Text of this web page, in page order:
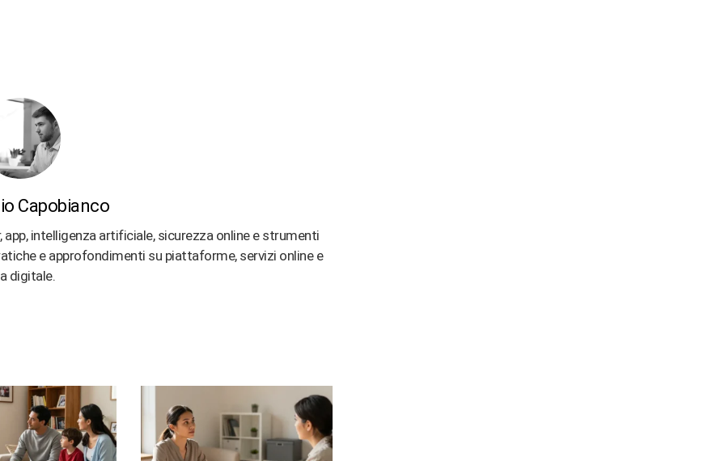
Capobianco
intelligenza artificiale, sicurezza online e strumenti
e approfondimenti su piattaforme, servizi online e
digitale.